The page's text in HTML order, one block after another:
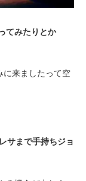
てみたりとか
に来ましたって空
サまで手持ちジョ